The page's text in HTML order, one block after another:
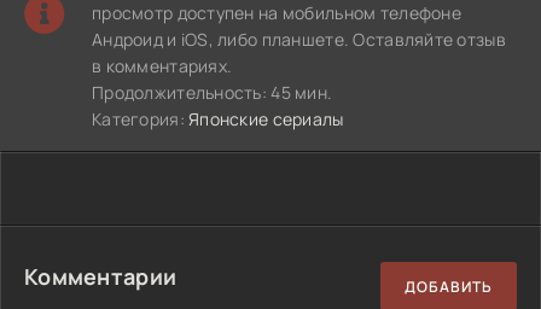
просмотр доступен на мобильном телефоне
Андроид и iOS, либо планшете. Оставляйте отзыв
в комментариях.
Продолжительность: 45 мин.
Категория:Японские сериалы
Комментарии ДОБАВИТЬ